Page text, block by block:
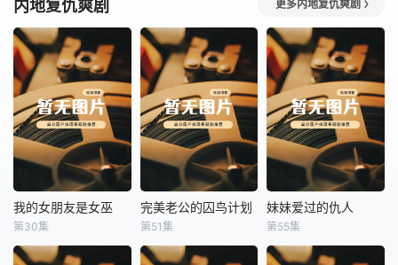
内地复仇爽剧 更多内地复仇爽剧
我的女朋友是女巫
我的女朋友是女巫
第30集
完美老公的囚鸟计划
完美老公的囚鸟计划
第51集
妹妹爱过的仇人
妹妹爱过的仇人
第55集